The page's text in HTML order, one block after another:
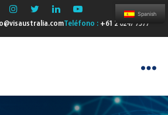
Teléfono : +61 2 6247 7577
Spanish